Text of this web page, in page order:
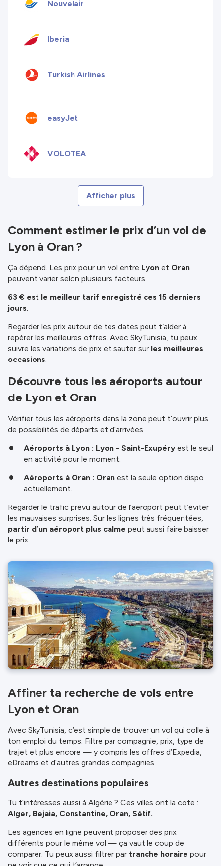
Nouvelair
Iberia
Turkish Airlines
easyJet
VOLOTEA
Afficher plus
Comment estimer le prix d’un vol de
Lyon à Oran ?
Ça dépend. Les prix pour un vol entre Lyon et Oran
peuvent varier selon plusieurs facteurs.
63 € est le meilleur tarif enregistré ces 15 derniers
jours.
Regarder les prix autour de tes dates peut t’aider à
repérer les meilleures offres. Avec SkyTunisia, tu peux
suivre les variations de prix et sauter sur les meilleures
occasions.
Découvre tous les aéroports autour
de Lyon et Oran
Vérifier tous les aéroports dans la zone peut t’ouvrir plus
de possibilités de départs et d’arrivées.
Aéroports à Lyon : Lyon - Saint-Exupéry est le seul
en activité pour le moment.
Aéroports à Oran : Oran est la seule option dispo
actuellement.
Regarder le trafic prévu autour de l’aéroport peut t’éviter
les mauvaises surprises. Sur les lignes très fréquentées,
partir d’un aéroport plus calme peut aussi faire baisser
le prix.
Affiner ta recherche de vols entre
Lyon et Oran
Avec SkyTunisia, c’est simple de trouver un vol qui colle à
ton emploi du temps. Filtre par compagnie, prix, type de
trajet et plus encore — y compris les offres d’Expedia,
eDreams et d’autres grandes compagnies.
Autres destinations populaires
Tu t’intéresses aussi à Algérie ? Ces villes ont la cote :
Alger, Bejaia, Constantine, Oran, Sétif.
Les agences en ligne peuvent proposer des prix
différents pour le même vol — ça vaut le coup de
comparer. Tu peux aussi filtrer par tranche horaire pour